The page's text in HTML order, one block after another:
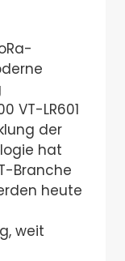
VT-LR601
der
hat
Branche
heute
weit